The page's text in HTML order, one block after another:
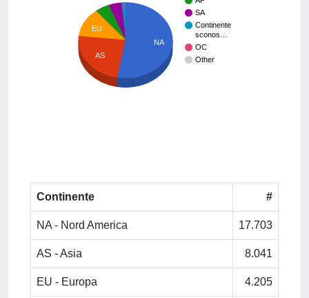
SA
Continente
sconos…
OC
Other
EU
AS
NA
Continente #
NA - Nord America 17.703
AS - Asia 8.041
EU - Europa 4.205